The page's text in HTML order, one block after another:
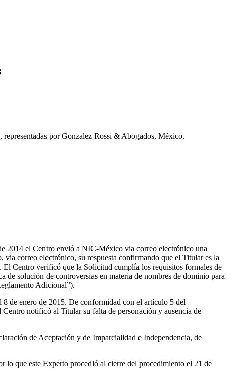
por Gonzalez Rossi & Abogados, México.
2014 el Centro envió a NIC-México via correo electrónico una
correo electrónico, su respuesta confirmando que el Titular es la
El Centro verificó que la Solicitud cumplía los requisitos formales de
solución de controversias en materia de nombres de dominio para
Adicional”).
de enero de 2015. De conformidad con el artículo 5 del
notificó al Titular su falta de personación y ausencia de
de Aceptación y de Imparcialidad e Independencia, de
lo que este Experto procedió al cierre del procedimiento el 21 de